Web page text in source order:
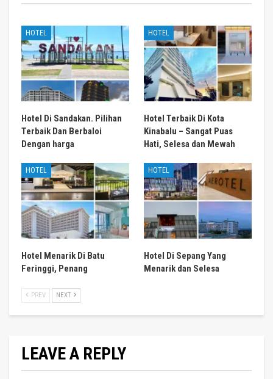
HOTEL
Hotel Di Sandakan. Pilihan
Terbaik Dan Berbaloi
Dengan harga
HOTEL
Hotel Terbaik Di Kota
Kinabalu – Sangat Puas
Hati, Selesa dan Mewah
HOTEL
Hotel Menarik Di Batu
Feringgi, Penang
HOTEL
Hotel Di Sepang Yang
Menarik dan Selesa
PREV NEXT
LEAVE A REPLY